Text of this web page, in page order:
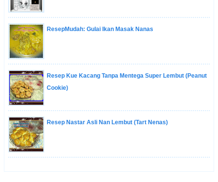
ResepMudah: Gulai Ikan Masak Nanas
Resep Kue Kacang Tanpa Mentega Super Lembut (Peanut
Cookie)
Resep Nastar Asli Nan Lembut (Tart Nenas)